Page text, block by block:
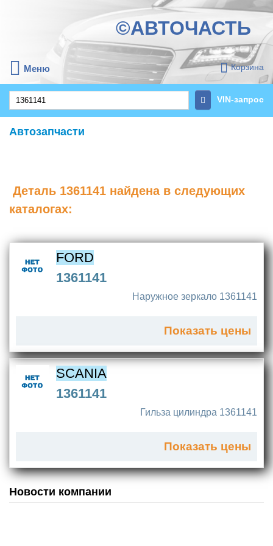
©АВТОЧАСТЬ
Меню Корзина
VIN-запрос
Автозапчасти
Деталь 1361141 найдена в следующих
каталогах:
FORD
1361141
Наружное зеркало 1361141
Показать цены
SCANIA
1361141
Гильза цилиндра 1361141
Показать цены
Новости компании